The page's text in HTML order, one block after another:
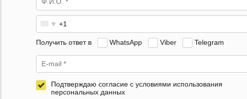
Получить ответ в WhatsApp Viber Telegram
Подтверждаю согласие с условиями использования
персональных данных